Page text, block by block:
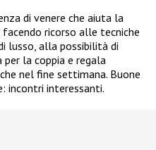
di venere che aiuta la
ricorso alle tecniche
lusso, alla possibilità di
per la coppia e regala
nel fine settimana. Buone
incontri interessanti.